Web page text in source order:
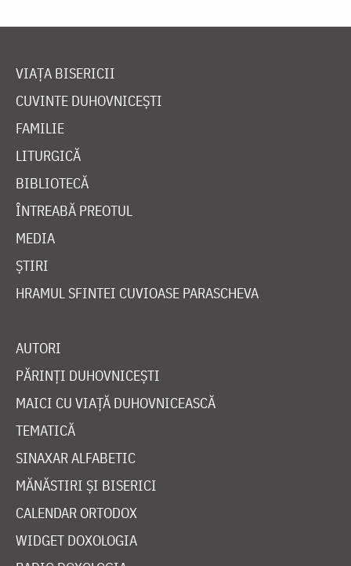
VIAȚA BISERICII
CUVINTE DUHOVNICEȘTI
FAMILIE
LITURGICĂ
BIBLIOTECĂ
ÎNTREABĂ PREOTUL
MEDIA
ȘTIRI
HRAMUL SFINTEI CUVIOASE PARASCHEVA
AUTORI
PĂRINȚI DUHOVNICEȘTI
MAICI CU VIAȚĂ DUHOVNICEASCĂ
TEMATICĂ
SINAXAR ALFABETIC
MĂNĂSTIRI ȘI BISERICI
CALENDAR ORTODOX
WIDGET DOXOLOGIA